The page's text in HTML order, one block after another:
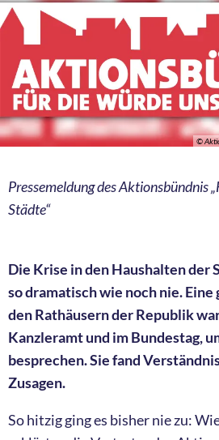
©
Pressemeldung des Aktionsbündnis
Städte“
Die Krise in den Haushalten der
so dramatisch wie noch nie.
den Rathäusern der Republik
Kanzleramt und im Bundestag,
besprechen. Sie fand
Zusagen.
So hitzig ging es bisher nie zu: